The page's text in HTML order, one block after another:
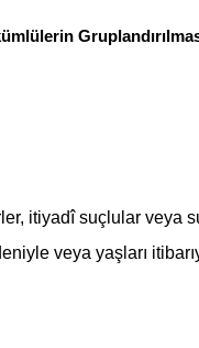
itiyadî suçlular veya
veya yaşları